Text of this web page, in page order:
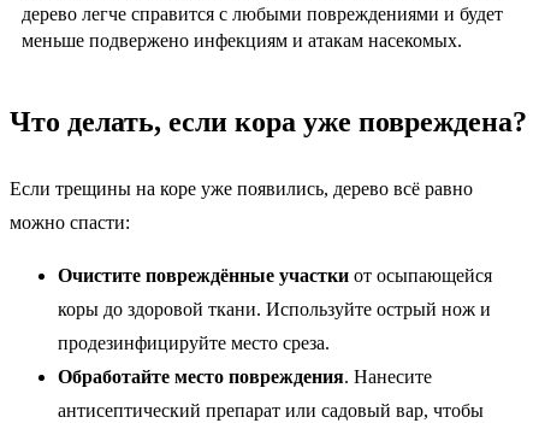
дерево легче справится с любыми повреждениями и будет
меньше подвержено инфекциям и атакам насекомых.
Что делать, если кора уже повреждена?
Если трещины на коре уже появились, дерево всё равно
можно спасти:
Очистите повреждённые участки от осыпающейся
коры до здоровой ткани. Используйте острый нож и
продезинфицируйте место среза.
Обработайте место повреждения. Нанесите
антисептический препарат или садовый вар, чтобы